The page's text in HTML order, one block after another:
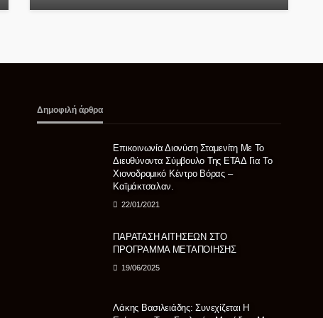
Δημοφιλή άρθρα
Επικοινωνία Διονύση Σταμενίτη Με Το
Διευθύνοντα Σύμβουλο Της ΕΤΑΔ Για Το
Χιονοδρομικό Κέντρο Βόρας –
Καϊμάκτσαλαν.
22/01/2021
ΠΑΡΑΤΑΣΗ ΑΙΤΗΣΕΩΝ ΣΤΟ
ΠΡΟΓΡΑΜΜΑ ΜΕΤΑΠΟΙΗΣΗΣ
19/06/2025
Λάκης Βασιλειάδης: Συνεχίζεται Η